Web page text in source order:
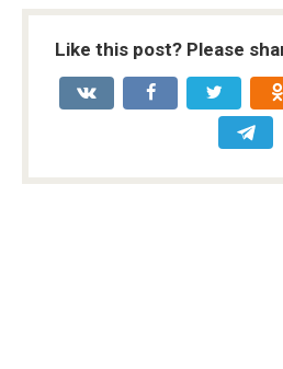
Like this post? Please